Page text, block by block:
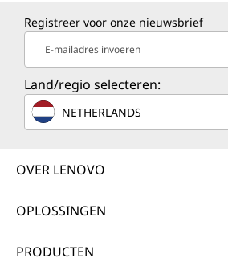
Registreer voor onze nieuwsbrief
E-mailadres invoeren
Land/regio selecteren:
NETHERLANDS
OVER LENOVO
OPLOSSINGEN
PRODUCTEN